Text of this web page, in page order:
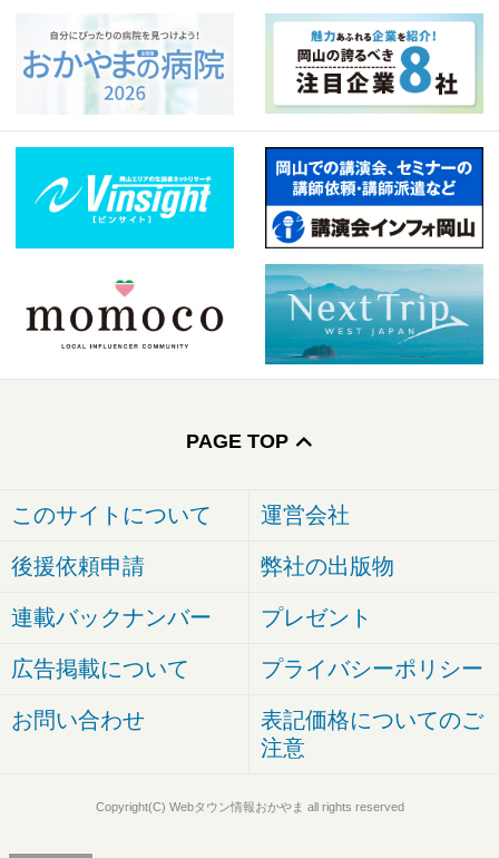
PAGE TOP
このサイトについて 運営会社
後援依頼申請 弊社の出版物
連載バックナンバー プレゼント
広告掲載について プライバシーポリシー
お問い合わせ
表記価格についてのご
注意
Copyright(C) Webタウン情報おかやま all rights reserved